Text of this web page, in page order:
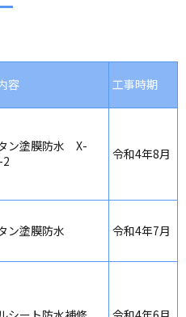
容 工事時期
ン塗膜防水 X-
令和4年8月
ン塗膜防水 令和4年7月